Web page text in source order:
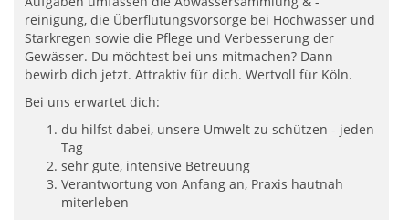
reinigung, die Überflutungsvorsorge bei Hochwasser und
Starkregen sowie die Pflege und Verbesserung der
Gewässer. Du möchtest bei uns mitmachen? Dann
bewirb dich jetzt. Attraktiv für dich. Wertvoll für Köln.
Bei uns erwartet dich:
du hilfst dabei, unsere Umwelt zu schützen - jeden
Tag
sehr gute, intensive Betreuung
Verantwortung von Anfang an, Praxis hautnah
miterleben